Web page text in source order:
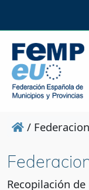
/
Recopilación